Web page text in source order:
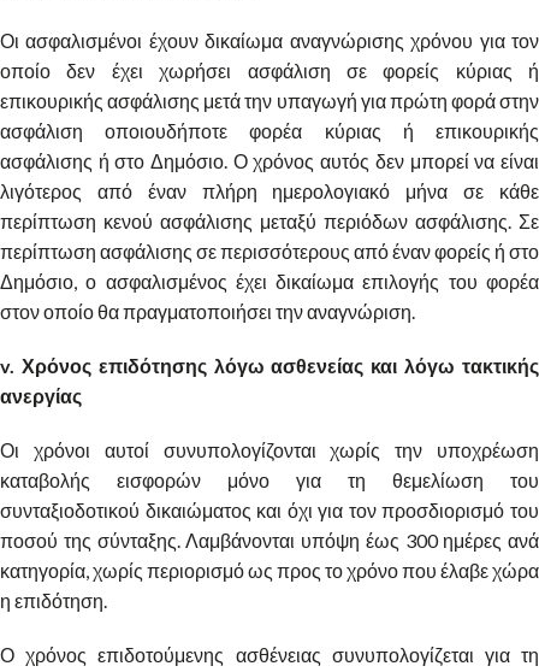
Οι ασφαλισμένοι έχουν δικαίωμα αναγνώρισης χρόνου για τον
οποίο δεν έχει χωρήσει ασφάλιση σε φορείς κύριας ή
επικουρικής ασφάλισης μετά την υπαγωγή για πρώτη φορά στην
ασφάλιση οποιουδήποτε φορέα κύριας ή επικουρικής
ασφάλισης ή στο Δημόσιο. Ο χρόνος αυτός δεν μπορεί να είναι
λιγότερος από έναν πλήρη ημερολογιακό μήνα σε κάθε
περίπτωση κενού ασφάλισης μεταξύ περιόδων ασφάλισης. Σε
περίπτωση ασφάλισης σε περισσότερους από έναν φορείς ή στο
Δημόσιο, ο ασφαλισμένος έχει δικαίωμα επιλογής του φορέα
στον οποίο θα πραγματοποιήσει την αναγνώριση.
v. Χρόνος επιδότησης λόγω ασθενείας και λόγω τακτικής
ανεργίας
Οι χρόνοι αυτοί συνυπολογίζονται χωρίς την υποχρέωση
καταβολής εισφορών μόνο για τη θεμελίωση του
συνταξιοδοτικού δικαιώματος και όχι για τον προσδιορισμό του
ποσού της σύνταξης. Λαμβάνονται υπόψη έως 300 ημέρες ανά
κατηγορία, χωρίς περιορισμό ως προς το χρόνο που έλαβε χώρα
η επιδότηση.
Ο χρόνος επιδοτούμενης ασθένειας συνυπολογίζεται για τη